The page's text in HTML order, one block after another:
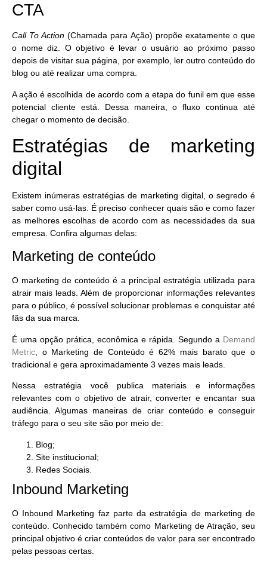
CTA
Call To Action (Chamada para Ação) propõe exatamente o que
o nome diz. O objetivo é levar o usuário ao próximo passo
depois de visitar sua página, por exemplo, ler outro conteúdo do
blog ou até realizar uma compra.
A ação é escolhida de acordo com a etapa do funil em que esse
potencial cliente está. Dessa maneira, o fluxo continua até
chegar o momento de decisão.
Estratégias de marketing
digital
Existem inúmeras estratégias de marketing digital, o segredo é
saber como usá-las . É preciso conhecer quais são e como fazer
as melhores escolhas de acordo com as necessidades da sua
empresa. Confira algumas delas:
Marketing de conteúdo
O marketing de conteúdo é a principal estratégia utilizada para
atrair mais leads. Além de proporcionar informações relevantes
para o público, é possível solucionar problemas e conquistar até
fãs da sua marca.
É uma opção prática, econômica e rápida. Segundo a Demand
Metric , o Marketing de Conteúdo é62% mais barato que o
tradicional e gera aproximadamente 3 vezes mais leads.
Nessa estratégia você publica materiais e informações
relevantes com o objetivo de atrair, converter e encantar sua
audiência . Algumas maneiras de criar conteúdo e conseguir
tráfego para o seu site são por meio de:
Blog;
Site institucional;
Redes Sociais.
Inbound Marketing
O Inbound Marketing faz parte da estratégia de marketing de
conteúdo. Conhecido também como Marketing de Atração, seu
principal objetivo é criar conteúdos de valor para ser encontrado
pelas pessoas certas.